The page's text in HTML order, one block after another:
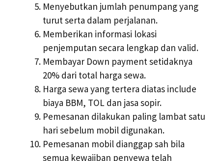
Menyebutkan jumlah penumpang yang
turut serta dalam perjalanan.
Memberikan informasi lokasi
penjemputan secara lengkap dan valid.
Membayar Down payment setidaknya
20% dari total harga sewa.
Harga sewa yang tertera diatas include
biaya BBM, TOL dan jasa sopir.
Pemesanan dilakukan paling lambat satu
hari sebelum mobil digunakan.
Pemesanan mobil dianggap sah bila
semua kewajiban penyewa telah